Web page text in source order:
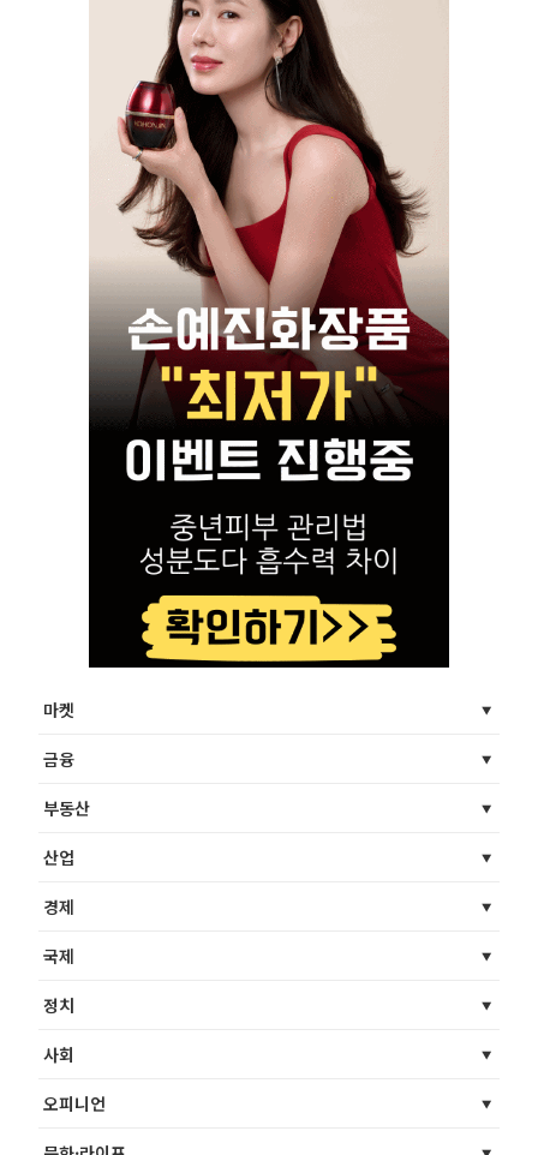
마켓
금융
부동산
산업
경제
국제
정치
사회
오피니언